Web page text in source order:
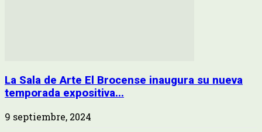
La Sala de Arte El Brocense inaugura su nueva
temporada expositiva...
9 septiembre, 2024